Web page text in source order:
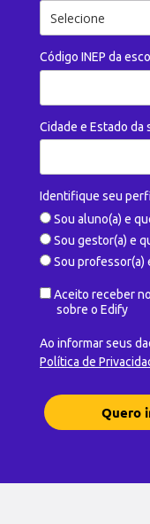
Código INEP da
Cidade e Estado da
Identifique seu
Sou aluno(a) e
Sou gestor(a) e
Sou professor(a)
Aceito receber
sobre o Edify
Ao informar seus
Política de
Quero